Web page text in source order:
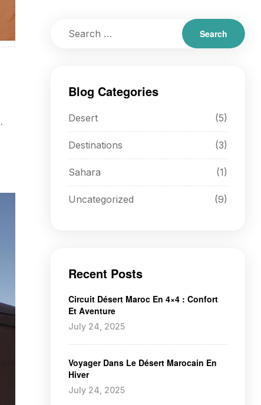
Blog Categories
Desert (5)
Destinations (3)
Sahara (1)
Uncategorized (9)
Recent Posts
July 24, 2025
Circuit Désert Maroc En 4×4 : Confort
Et Aventure
July 24, 2025
Voyager Dans Le Désert Marocain En
Hiver